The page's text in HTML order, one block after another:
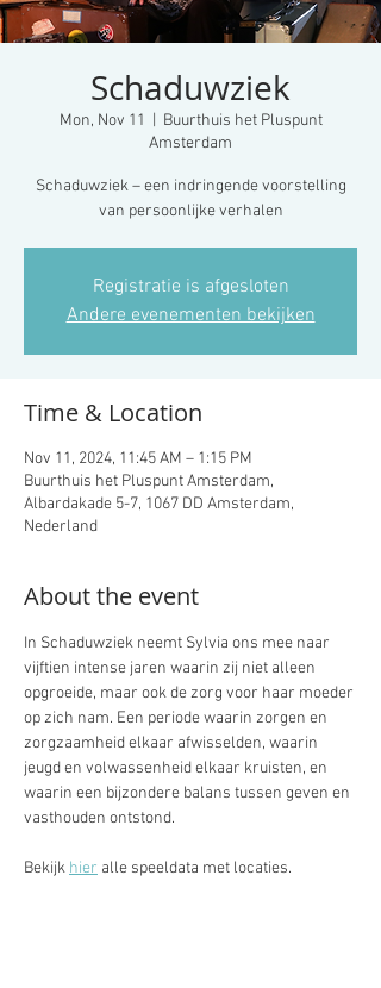
Schaduwziek
Mon, Nov 11
Buurthuis het Pluspunt
Amsterdam
Schaduwziek – een indringende voorstelling
van persoonlijke verhalen
Registratie is afgesloten
Andere evenementen bekijken
Time & Location
Nov 11, 2024, 11:45 AM – 1:15 PM
Buurthuis het Pluspunt Amsterdam,
Albardakade 5-7, 1067 DD Amsterdam,
Nederland
About the event
In Schaduwziek neemt Sylvia ons mee naar
vijftien intense jaren waarin zij niet alleen
opgroeide, maar ook de zorg voor haar moeder
op zich nam. Een periode waarin zorgen en
zorgzaamheid elkaar afwisselden, waarin
jeugd en volwassenheid elkaar kruisten, en
waarin een bijzondere balans tussen geven en
vasthouden ontstond.
Bekijk hier alle speeldata met locaties.